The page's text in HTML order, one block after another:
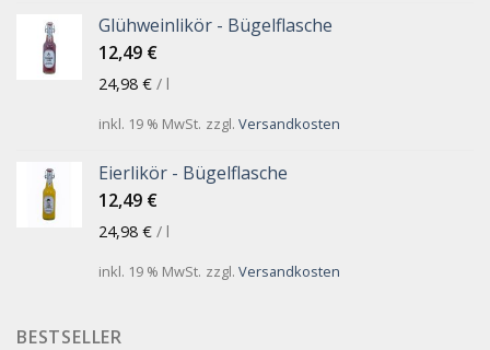
Glühweinlikör - Bügelflasche
12,49 €
24,98 € / l
inkl. 19 % MwSt. zzgl. Versandkosten
Eierlikör - Bügelflasche
12,49 €
24,98 € / l
inkl. 19 % MwSt. zzgl. Versandkosten
BESTSELLER